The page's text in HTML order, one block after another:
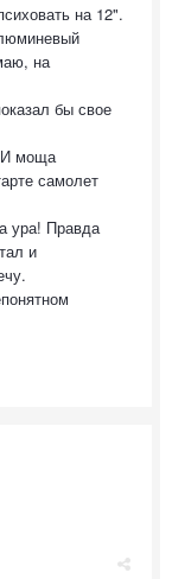
на 12".
на
бы свое
И моща
самолет
ура! Правда
и